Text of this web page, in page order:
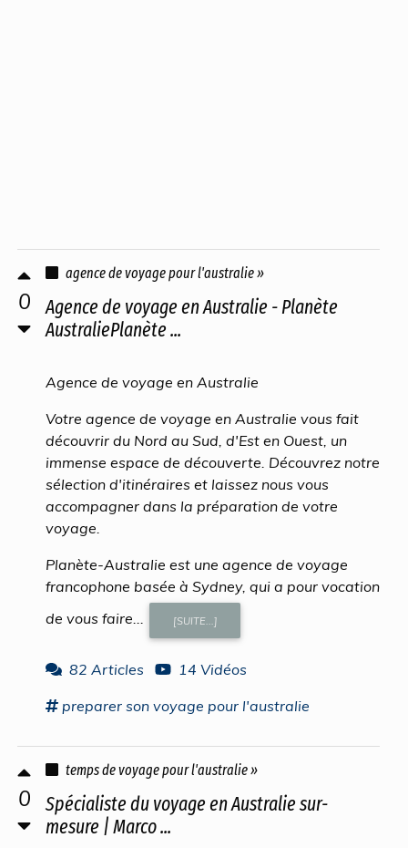
0
agence de voyage pour l'australie »
Agence de voyage en Australie - Planète
AustraliePlanète ...
Agence de voyage en Australie
Votre agence de voyage en Australie vous fait
découvrir du Nord au Sud, d'Est en Ouest, un
immense espace de découverte. Découvrez notre
sélection d'itinéraires et laissez nous vous
accompagner dans la préparation de votre
voyage.
Planète-Australie est une agence de voyage
francophone basée à Sydney, qui a pour vocation
de vous faire...
[SUITE...]
82 Articles
14 Vidéos
preparer son voyage pour l'australie
0
temps de voyage pour l'australie »
Spécialiste du voyage en Australie sur-
mesure | Marco ...